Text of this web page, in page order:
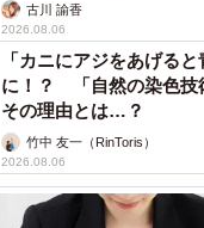
古川 諭香
2026.08.06
「カニにアジをあげる
に！？ 「自然の染色技
その理由とは…？
竹中 友一（RinToris）
2026.08.06